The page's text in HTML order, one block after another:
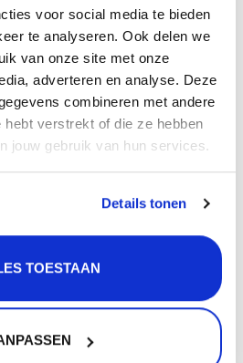
voor social media te bieden
te analyseren. Ook delen we
van onze site met onze
adverteren en analyse. Deze
combineren met andere
hebt verstrekt of die ze hebben
jouw gebruik van hun services.
Details tonen
TOESTAAN
en België
Zwart 40x40 spoelbak
geschikt voor een Lanesto Urban